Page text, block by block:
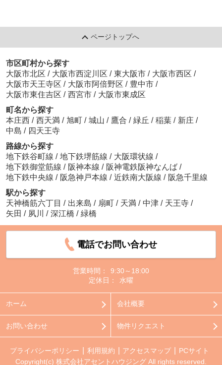
ページトップへ
市区町村から探す
大阪市北区 / 大阪市西淀川区 / 東大阪市 / 大阪市西区 /
大阪市天王寺区 / 大阪市阿倍野区 / 豊中市 /
大阪市東住吉区 / 西宮市 / 大阪市東成区
町名から探す
本庄西 / 西天満 / 旭町 / 城山 / 鷹合 / 緑丘 / 稲葉 / 新庄 /
中島 / 四天王寺
路線から探す
地下鉄谷町線 / 地下鉄堺筋線 / 大阪環状線 /
地下鉄御堂筋線 / 阪神本線 / 阪神電鉄阪神なんば /
地下鉄中央線 / 阪急神戸本線 / 近鉄南大阪線 / 阪急千里線
駅から探す
天神橋筋六丁目 / 出来島 / 扇町 / 天満 / 中津 / 天王寺 /
矢田 / 夙川 / 深江橋 / 緑橋
電話でお問い合わせ
営業時間：
9:30～18:00
定休日：
水曜
ホーム 会社概要
お問い合わせ 物件リクエスト
プライバシーポリシー 利用規約 アクセスマップ
PCサイト
Copyright(c) 株式会社アセントハウジング All rights reserved.